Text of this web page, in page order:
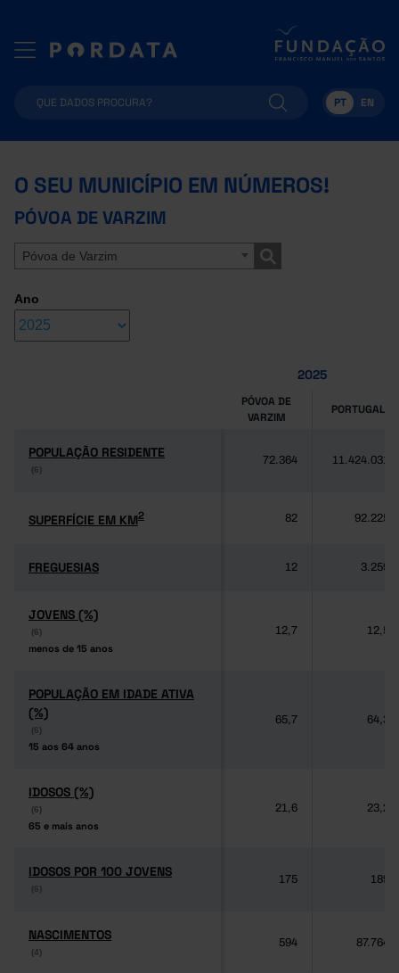
PT EN
O SEU MUNICÍPIO EM NÚMEROS!
PÓVOA DE VARZIM
Póvoa de Varzim
Ano
2025
PÓVOA DE
VARZIM
PORTUGAL
POPULAÇÃO RESIDENTE
(6)
POPULAÇÃO RESIDENTE
(6)
72.364 11.424.031
SUPERFÍCIE EM KM2
SUPERFÍCIE EM KM2 82 92.225
FREGUESIAS
FREGUESIAS 12 3.259
JOVENS (%)
(6)
menos de 15 anos
JOVENS (%)
(6)
menos de 15 anos
12,7 12,5
POPULAÇÃO EM IDADE ATIVA
(%)
(6)
15 aos 64 anos
POPULAÇÃO EM IDADE ATIVA
(%)
(6)
15 aos 64 anos
65,7 64,3
IDOSOS (%)
(6)
65 e mais anos
IDOSOS (%)
(6)
65 e mais anos
21,6 23,2
IDOSOS POR 100 JOVENS
(6)
IDOSOS POR 100 JOVENS
(6)
175 189
NASCIMENTOS
(4)
NASCIMENTOS
(4)
594 87.764